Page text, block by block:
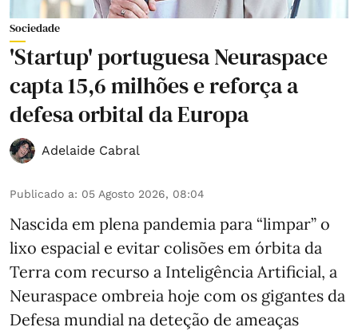
Sociedade
'Startup' portuguesa Neuraspace
capta 15,6 milhões e reforça a
defesa orbital da Europa
Adelaide Cabral
Publicado a: 05 Agosto 2026, 08:04
Nascida em plena pandemia para “limpar” o
lixo espacial e evitar colisões em órbita da
Terra com recurso a Inteligência Artificial, a
Neuraspace ombreia hoje com os gigantes da
Defesa mundial na deteção de ameaças